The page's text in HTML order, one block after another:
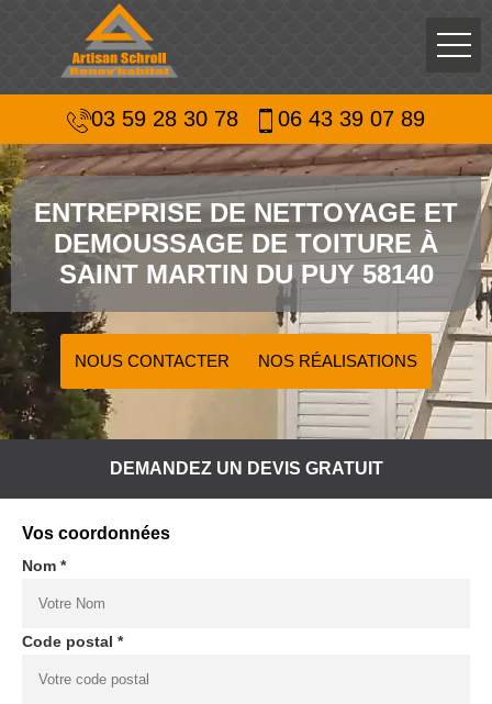
03 59 28 30 78 06 43 39 07 89
ENTREPRISE DE NETTOYAGE ET
DEMOUSSAGE DE TOITURE À
SAINT MARTIN DU PUY 58140
NOUS CONTACTER NOS RÉALISATIONS
DEMANDEZ UN DEVIS GRATUIT
Vos coordonnées
Nom *
Code postal *